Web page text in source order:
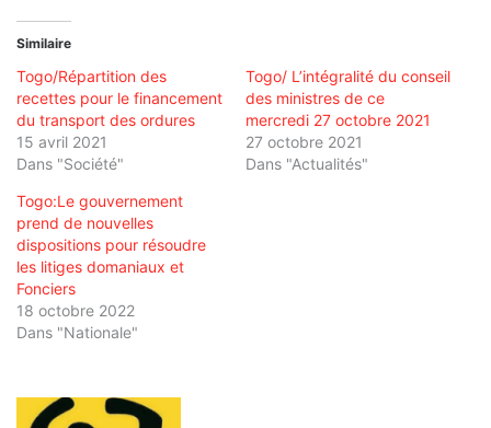
Similaire
Togo/Répartition des
recettes pour le financement
du transport des ordures
15 avril 2021
Dans "Société"
Togo/ L’intégralité du conseil
des ministres de ce
mercredi 27 octobre 2021
27 octobre 2021
Dans "Actualités"
Togo:Le gouvernement
prend de nouvelles
dispositions pour résoudre
les litiges domaniaux et
Fonciers
18 octobre 2022
Dans "Nationale"